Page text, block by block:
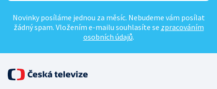
Novinky posíláme jednou za měsíc. Nebudeme vám posílat
žádný spam. Vložením e-mailu souhlasíte se zpracováním
osobních údajů.